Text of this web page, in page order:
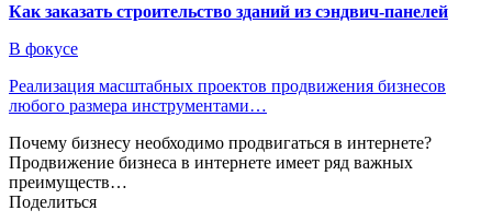
Как заказать строительство зданий из сэндвич-панелей
В фокусе
Реализация масштабных проектов продвижения бизнесов
любого размера инструментами…
Почему бизнесу необходимо продвигаться в интернете?
Продвижение бизнеса в интернете имеет ряд важных
преимуществ…
Поделиться